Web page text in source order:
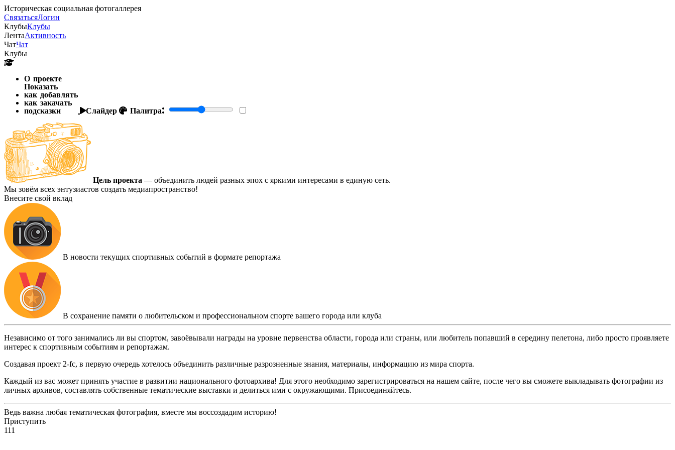
Историческая социальная фотогаллерея
СвязатьсяЛогин
КлубыКлубы
ЛентаАктивность
ЧатЧат
Клубы
О проекте
Показать
как добавлять
как закачать
подсказки
Слайдер Палитра:
Цель проекта — объединить людей разных эпох с яркими интересами в единую сеть.
Мы зовём всех энтузиастов создать медиапространство!
Внесите свой вклад
В новости текущих спортивных событий в формате репортажа
В сохранение памяти о любительском и профессиональном спорте вашего города или клуба
Независимо от того занимались ли вы спортом, завоёвывали награды на уровне первенства области, города или страны, или любитель попавший в середину пелетона, либо просто проявляете
интерес к спортивным событиям и репортажам.
Создавая проект 2-fc, в первую очередь хотелось объединить различные разрозненные знания, материалы, информацию из мира спорта.
Каждый из вас может принять участие в развитии национального фотоархива! Для этого необходимо зарегистрироваться на нашем сайте, после чего вы сможете выкладывать фотографии из
личных архивов, составлять собственные тематические выставки и делиться ими с окружающими. Присоединяйтесь.
Ведь важна любая тематическая фотография, вместе мы воссоздадим историю!
Приступить
111